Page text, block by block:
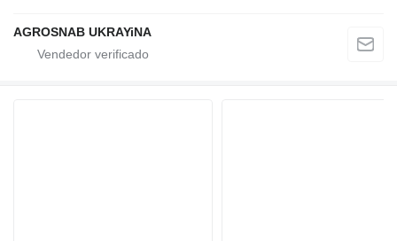
AGROSNAB UKRAYiNA